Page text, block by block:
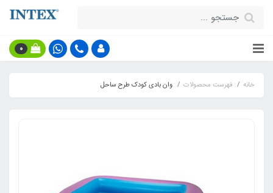
0
خانه فهرست محصولات وان بادی کودک طرح ساحل